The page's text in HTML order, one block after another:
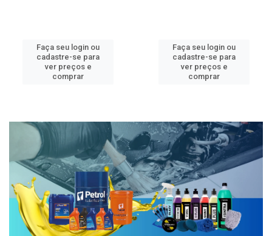
Faça seu login ou
cadastre-se para
ver preços e
comprar
Faça seu login ou
cadastre-se para
ver preços e
comprar